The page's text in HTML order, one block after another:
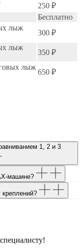
250 ₽
Бесплатно
лыж
300 ₽
лыж
350 ₽
лыж
650 ₽
1, 2 и 3
машине?
креплений?